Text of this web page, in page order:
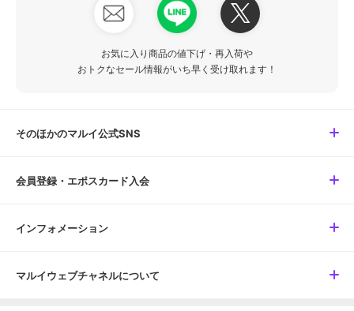
お気に入り商品の値下げ・再入荷や
おトクなセール情報がいち早く受け取れます！
そのほかのマルイ公式SNS
会員登録・エポスカード入会
インフォメーション
マルイウェブチャネルについて